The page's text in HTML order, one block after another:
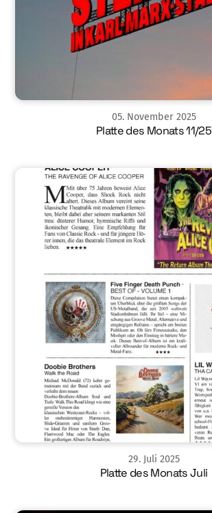
05. November 2025
Platte des Monats 11/25
29. Juli 2025
Platte des Monats Juli